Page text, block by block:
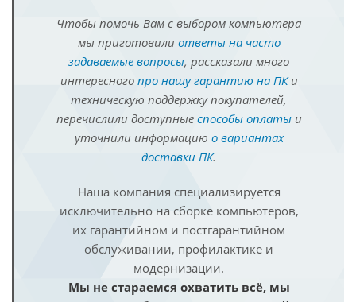
Чтобы помочь Вам с выбором компьютера
мы приготовили ответы на часто
задаваемые вопросы, рассказали много
интересного про нашу гарантию на ПКи
техническую поддержку покупателей,
перечислили доступные способы оплатыи
уточнили информацию о вариантах
доставки ПК.
Наша компания специализируется
исключительно на сборке компьютеров,
их гарантийном и постгарантийном
обслуживании, профилактике и
модернизации.
Мы не стараемся охватить всё, мы